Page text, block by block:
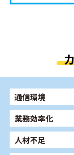
通信環境
業務効率化
人材不足